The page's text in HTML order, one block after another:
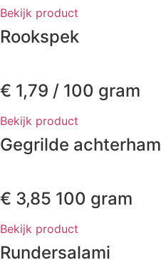
Bekijk product
Rookspek
€ 1,79 / 100 gram
Bekijk product
Gegrilde achterham
€ 3,85 100 gram
Bekijk product
Rundersalami